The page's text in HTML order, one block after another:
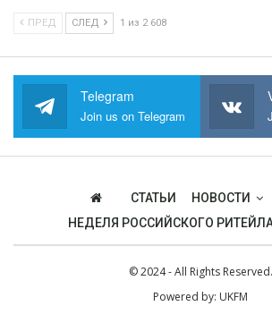
ПРЕД СЛЕД 1 из 2 608
Telegram
Join us on Telegram
СТАТЬИ НОВОСТИ
НЕДЕЛЯ РОССИЙСКОГО
© 2024 - All Rights Reserved.
Powered by: UKFM